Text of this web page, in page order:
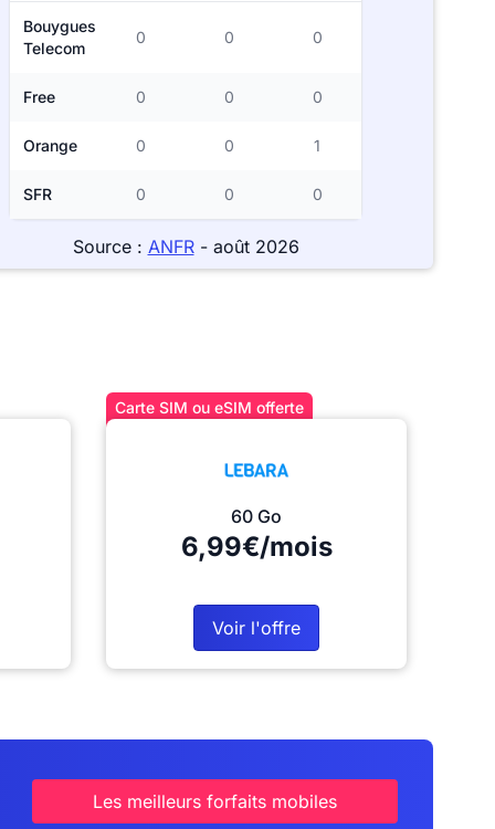
Bouygues
Telecom
0 0 0
Free 0 0 0
Orange 0 0 1
SFR 0 0 0
Source : ANFR- août 2026
Carte SIM ou eSIM offerte
60 Go
6,99€/mois
Voir l'offre
Les meilleurs forfaits mobiles